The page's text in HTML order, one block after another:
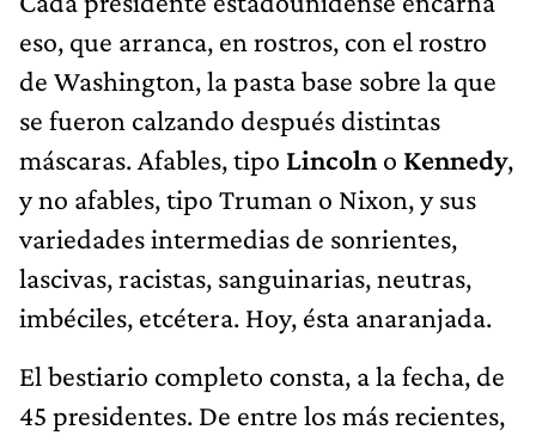
eso, que arranca, en rostros, con el rostro
de Washington, la pasta base sobre la que
se fueron calzando después distintas
máscaras. Afables, tipo Lincoln o Kennedy,
y no afables, tipo Truman o Nixon, y sus
variedades intermedias de sonrientes,
lascivas, racistas, sanguinarias, neutras,
imbéciles, etcétera. Hoy, ésta anaranjada.
El bestiario completo consta, a la fecha, de
45 presidentes. De entre los más recientes,